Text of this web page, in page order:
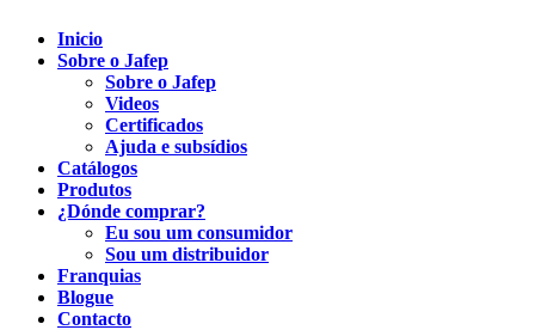
Inicio
Sobre o Jafep
Sobre o Jafep
Videos
Certificados
Ajuda e subsídios
Catálogos
Produtos
¿Dónde comprar?
Eu sou um consumidor
Sou um distribuidor
Franquias
Blogue
Contacto